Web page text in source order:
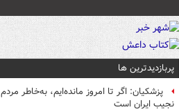
پربازدیدترین ها
پزشکیان: اگر تا امروز مانده‌ایم، به‌خاطر مردم
نجیب ایران است